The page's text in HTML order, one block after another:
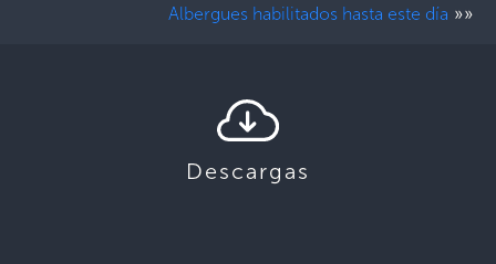
Albergues habilitados hasta este día »»
Descargas